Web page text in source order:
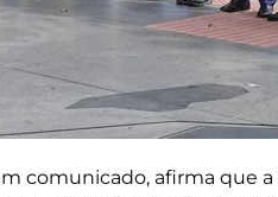
comunicado, afirma que